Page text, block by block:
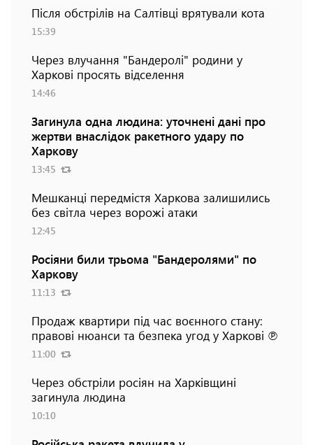
Після обстрілів на Салтівці врятували кота
15:39
Через влучання "Бандеролі" родини у
Харкові просять відселення
14:46
Загинула одна людина: уточнені дані про
жертви внаслідок ракетного удару по
Харкову
13:45
Мешканці передмістя Харкова залишились
без світла через ворожі атаки
12:45
Росіяни били трьома "Бандеролями" по
Харкову
11:13
Продаж квартири під час воєнного стану:
правові нюанси та безпека угод у Харкові ℗
11:00
Через обстріли росіян на Харківщині
загинула людина
10:10